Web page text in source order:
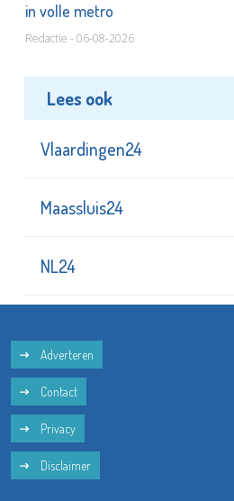
in volle metro
Redactie - 06-08-2026
Lees ook
Vlaardingen24
Maassluis24
NL24
Adverteren
Contact
Privacy
Disclaimer